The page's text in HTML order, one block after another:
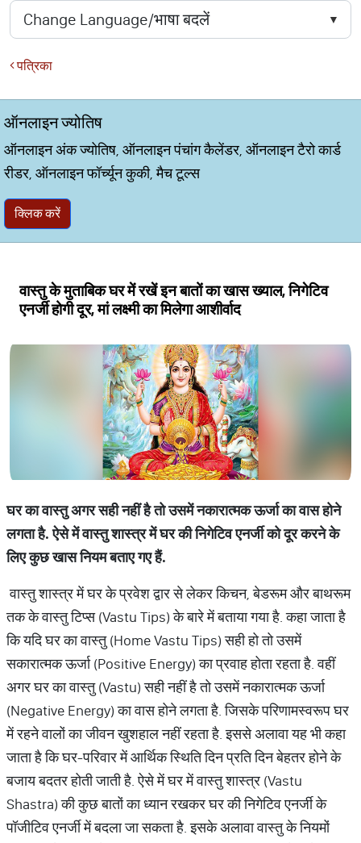
पत्रिका
ऑनलाइन ज्योतिष
ऑनलाइन अंक ज्योतिष, ऑनलाइन पंचांग कैलेंडर, ऑनलाइन टैरो कार्ड
रीडर, ऑनलाइन फॉर्च्यून कुकी, मैच टूल्स
क्लिक करें
वास्तु के मुताबिक घर में रखें इन बातों का खास ख्याल, निगेटिव
एनर्जी होगी दूर, मां लक्ष्मी का मिलेगा आशीर्वाद
घरकावास्तुअगरसहीनहींहैतोउसमेंनकारात्मकऊर्जाकावासहोने
लगताहै.ऐसेमेंवास्तुशास्त्रमेंघरकीनिगेटिवएनर्जीकोदूरकरनेके
लिएकुछखासनियमबताएगएहैं.
वास्तु शास्त्र में घर के प्रवेश द्वार से लेकर किचन, बेडरूम और बाथरूम
तक के वास्तु टिप्स (Vastu Tips) के बारे में बताया गया है. कहा जाता है
कि यदि घर का वास्तु (Home Vastu Tips) सही हो तो उसमें
सकारात्मक ऊर्जा (Positive Energy) का प्रवाह होता रहता है. वहीं
अगर घर का वास्तु (Vastu) सही नहीं है तो उसमें नकारात्मक ऊर्जा
(Negative Energy) का वास होने लगता है. जिसके परिणामस्वरूप घर
में रहने वालों का जीवन खुशहाल नहीं रहता है. इससे अलावा यह भी कहा
जाता है कि घर-परिवार में आर्थिक स्थिति दिन प्रति दिन बेहतर होने के
बजाय बदतर होती जाती है. ऐसे में घर में वास्तु शास्त्र (Vastu
Shastra) की कुछ बातों का ध्यान रखकर घर की निगेटिव एनर्जी के
पॉजीटिव एनर्जी में बदला जा सकता है. इसके अलावा वास्तु के नियमों